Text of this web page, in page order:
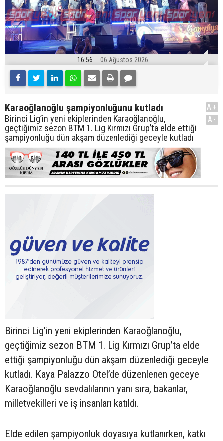
16:56 06 Ağustos 2026
Karaoğlanoğlu şampiyonluğunu kutladı
Birinci Lig’in yeni ekiplerinden Karaoğlanoğlu,
geçtiğimiz sezon BTM 1. Lig Kırmızı Grup’ta elde ettiği
şampiyonluğu dün akşam düzenlediği geceyle kutladı
A+
A-
Birinci Lig’in yeni ekiplerinden Karaoğlanoğlu,
geçtiğimiz sezon BTM 1. Lig Kırmızı Grup’ta elde
ettiği şampiyonluğu dün akşam düzenlediği geceyle
kutladı. Kaya Palazzo Otel’de düzenlenen geceye
Karaoğlanoğlu sevdalılarının yanı sıra, bakanlar,
milletvekilleri ve iş insanları katıldı.
Elde edilen şampiyonluk doyasıya kutlanırken, katkı